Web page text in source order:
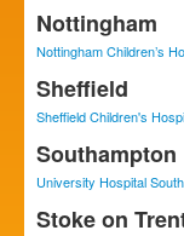
Nottingham
Nottingham Children’s
Sheffield
Sheffield Children's
Southampton
University Hospital
Stoke on